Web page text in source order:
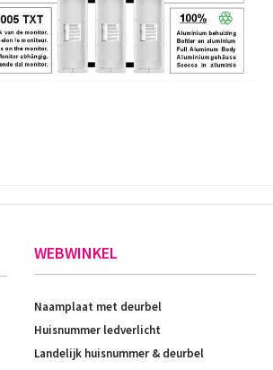
WEBWINKEL
Naamplaat met deurbel
Huisnummer ledverlicht
Landelijk huisnummer & deurbel